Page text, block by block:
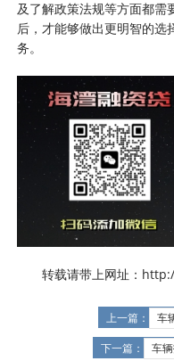
及了解政策法规等方面都需
后，才能够做出更明智的选
务。
转载请带上网址：
上一篇： 车
下一篇： 车